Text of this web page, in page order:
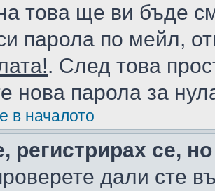
това ще ви бъде
парола по мейл,
. След това
нова парола за
в началото
регистрирах се,
дали сте